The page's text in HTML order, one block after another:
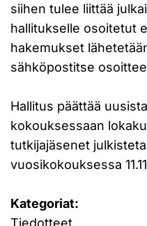
siihen tulee liittää
hallitukselle osoitetut
hakemukset
sähköpostitse
Hallitus päättää
kokouksessaan
tutkijajäsenet
vuosikokouksessa
Kategoriat:
Tiedotteet